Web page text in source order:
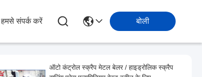
हमसे संपर्क करें बोली
ऑटो कंट्रोल स्क्रैप मेटल बेलर / हाइड्रोलिक स्क्रैप